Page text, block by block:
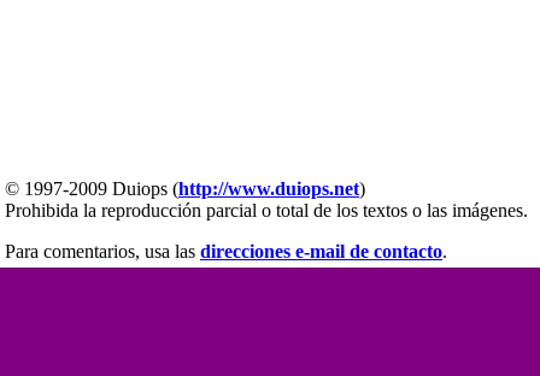
© 1997-2009 Duiops (http://www.duiops.net)
Prohibida la reproducción parcial o total de los textos o las imágenes.
Para comentarios, usa las direcciones e-mail de contacto.